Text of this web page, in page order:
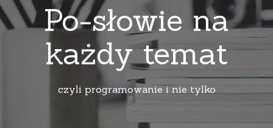
Po-słowie na
każdy temat
czyli programowanie i nie tylko